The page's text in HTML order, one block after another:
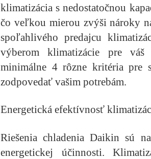
klimatizácia s nedostatočnou
čo veľkou mierou zvýši nároky
spoľahlivého predajcu
výberom klimatizácie pre
minimálne 4 rôzne kritéria pre
zodpovedať vašim potrebám.
Energetická efektívnosť
Riešenia chladenia Daikin sú
energetickej účinnosti.